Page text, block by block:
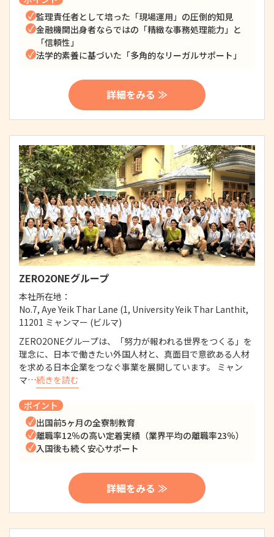
監理責任者として培った「現場運用」の圧倒的知見
金融機関出身者ならではの「精緻な事務処理能力」と
「信頼性」
法学的素養に基づいた「多角的なリーガルサポート」
詳細をみる ≫
ZERO2ONEグループ
本社所在地：
No.7, Aye Yeik Thar Lane (1, University Yeik Thar Lanthit,
11201 ミャンマー (ビルマ)
ZERO2ONEグループは、「努力が報われる世界をつくる」を
理念に、日本で働きたい外国人材と、真面目で意欲ある人材
を求める日本企業をつなぐ事業を展開しています。 ミャン
マ…続きを読む
ポイント
出国前5ヶ月の全寮制教育
離職率12％の高い定着実績（業界平均の離職率23％）
入国後も続く安心サポート
詳細をみる ≫